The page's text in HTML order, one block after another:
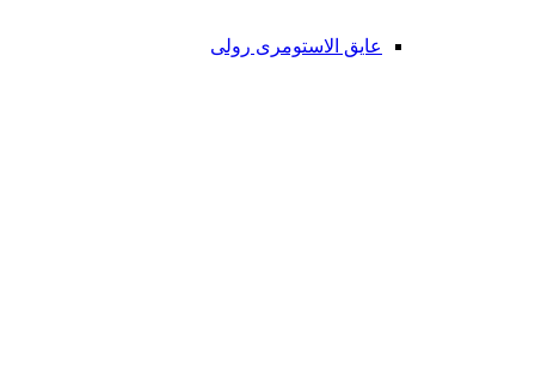
عایق الاستومری رولی